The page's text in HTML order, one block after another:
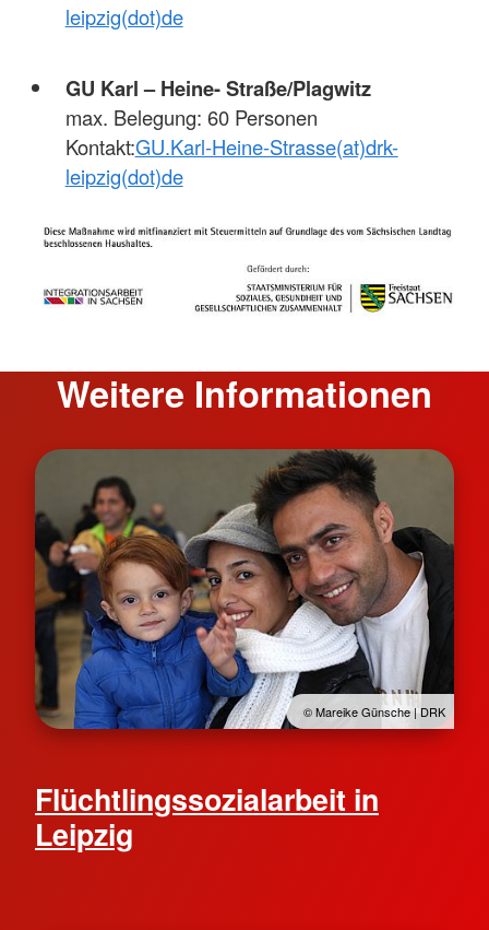
leipzig(dot)de
GU Karl – Heine- Straße/Plagwitz
max. Belegung: 60 Personen
Kontakt:GU.Karl-Heine-Strasse(at)drk-
leipzig(dot)de
Weitere Informationen
© Mareike Günsche | DRK
Flüchtlingssozialarbeit in
Leipzig